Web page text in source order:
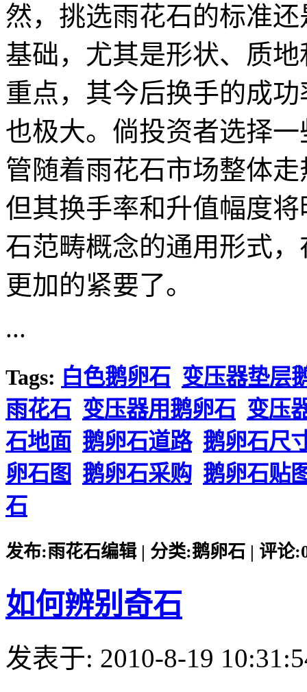
然，挑选雨花石的标准
基础，尤其是形状、质
重点，其今后换手的成
也极大。倘投资者选择
管随着雨花石市场整体
但其换手率和升值幅度
石范畴概念的通用形式
更加的紧要了。
...
Tags: 白色鹅卵石 变压器垫层
雨花石 变压器用鹅卵石 变压
石地面 鹅卵石道路 鹅卵石尺
卵石图 鹅卵石采购 鹅卵石贴
石
发布:雨花石编辑 | 分类:鹅卵石 | 评论
如何辨别奇石
发表于: 2010-8-19